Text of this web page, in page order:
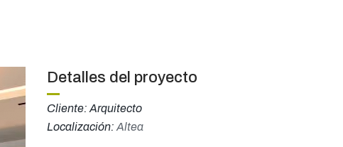
Detalles del proyecto
Cliente: Arquitecto
Localización: Altea